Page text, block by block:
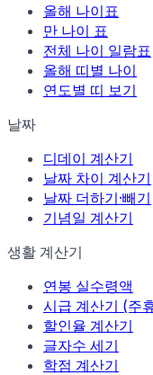
올해 나이표
만 나이 표
전체 나이 일람표
올해 띠별 나이
연도별 띠 보기
날짜
디데이 계산기
날짜 차이 계산기
날짜 더하기·빼기
기념일 계산기
생활 계산기
연봉 실수령액
시급 계산기 (주
할인율 계산기
글자수 세기
학점 계산기